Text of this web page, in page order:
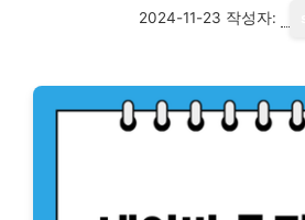
2024-11-23 작성자: